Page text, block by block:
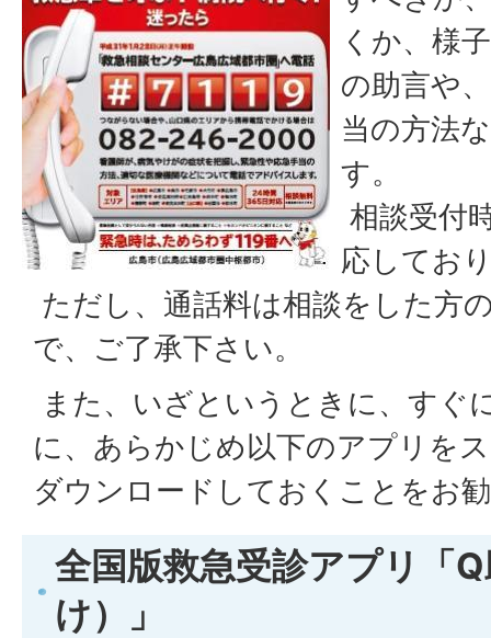
くか、様
の助言や
当の方法
す。
相談受付
応してお
ただし、通話料は相談をした方
で、ご了承下さい。
また、いざというときに、すぐ
に、あらかじめ以下のアプリを
ダウンロードしておくことをお
全国版救急受診アプリ「
け）」